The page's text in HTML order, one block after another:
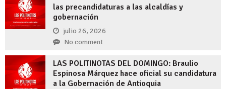
las precandidaturas a las alcaldías y
gobernación
julio 26, 2026
No comment
LAS POLITINOTAS DEL DOMINGO: Braulio
Espinosa Márquez hace oficial su candidatura
a la Gobernación de Antioquia